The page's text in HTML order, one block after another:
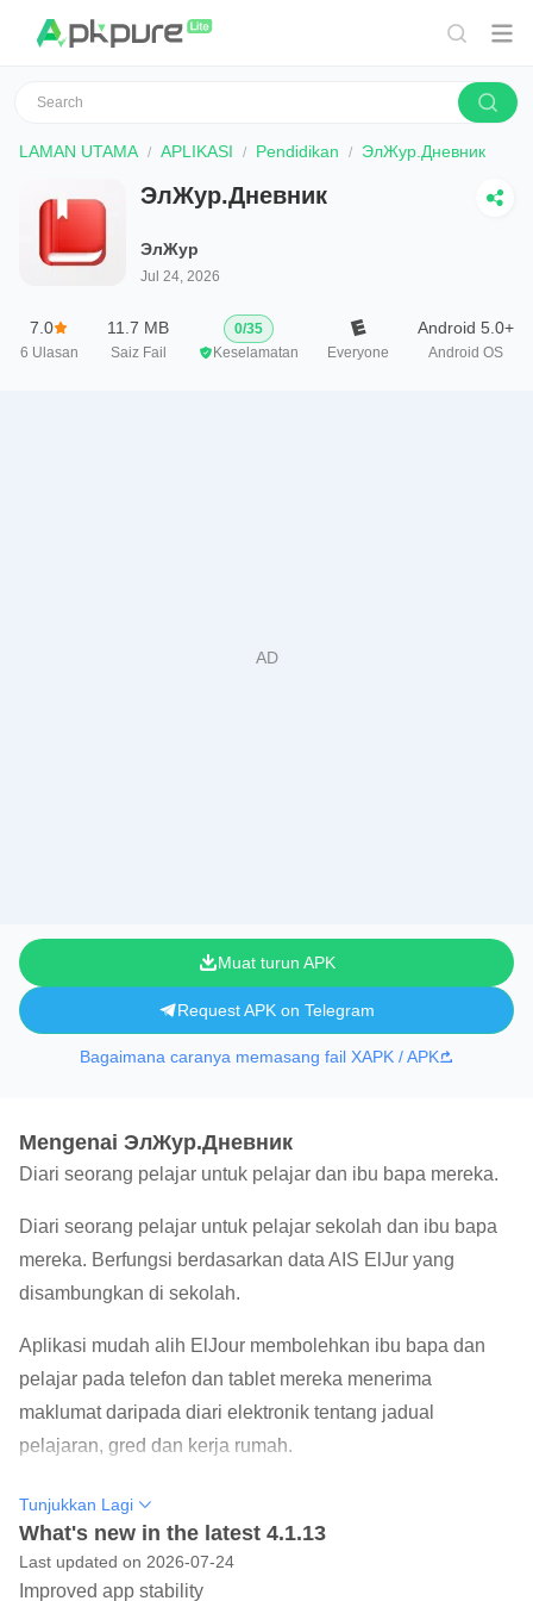
LAMAN UTAMA APLIKASI Pendidikan ЭлЖур.Дневник
ЭлЖур.Дневник
ЭлЖур
Jul 24, 2026
7.0
6 Ulasan
11.7 MB
Saiz Fail
0/35
Keselamatan
Everyone
Android 5.0+
Android OS
Muat turun APK
Request APK on Telegram
Bagaimana caranya memasang fail XAPK / APK
Mengenai ЭлЖур.Дневник
Diari seorang pelajar untuk pelajar dan ibu bapa mereka.
Diari seorang pelajar untuk pelajar sekolah dan ibu bapa
mereka. Berfungsi berdasarkan data AIS ElJur yang
disambungkan di sekolah.
Aplikasi mudah alih ElJour membolehkan ibu bapa dan
pelajar pada telefon dan tablet mereka menerima
maklumat daripada diari elektronik tentang jadual
pelajaran, gred dan kerja rumah.
Pengguna yang dihormati!
Jika anda mempunyai sebarang masalah dengan aplikasi
atau mempunyai idea dan cadangan, sila hubungi kami di
Tunjukkan Lagi
What's new in the latest 4.1.13
Last updated on 2026-07-24
Improved app stability